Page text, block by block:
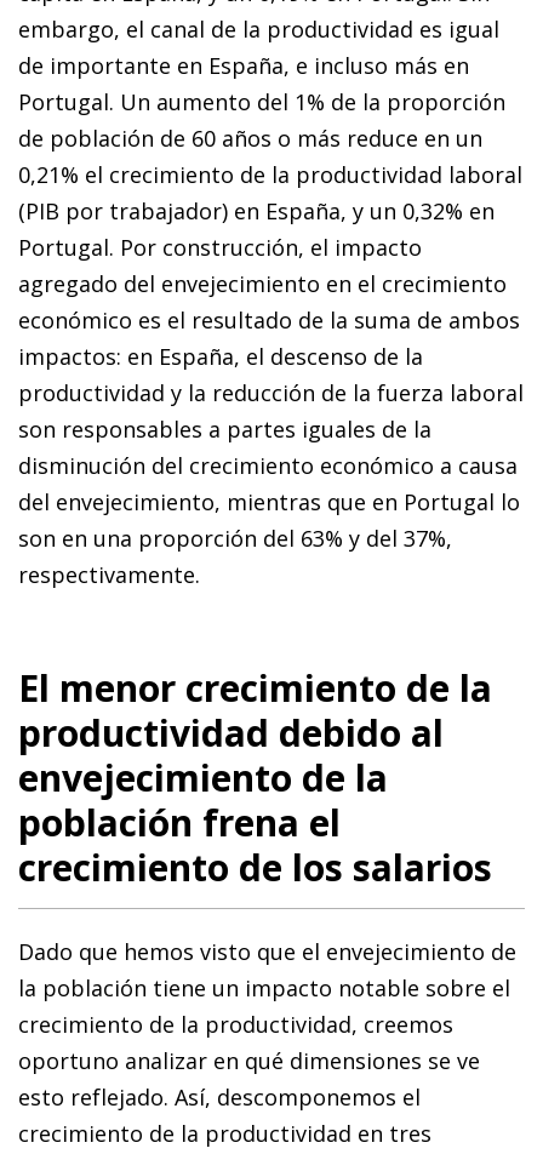
embargo, el ca­­nal de la productividad es igual
de importante en España, e incluso más en
Portugal. Un aumento del 1% de la proporción
de población de 60 años o más reduce en un
0,21% el crecimiento de la productividad laboral
(PIB por trabajador) en España, y un 0,32% en
Portugal. Por construcción, el impacto
agregado del envejecimiento en el crecimiento
económico es el resultado de la suma de ambos
impactos: en España, el descenso de la
productividad y la reducción de la fuerza laboral
son responsables a partes iguales de la
disminución del crecimiento económico a causa
del envejecimiento, mientras que en Portugal lo
son en una proporción del 63% y del 37%,
respectivamente.
El menor crecimiento de la
productividad debido al
envejecimiento de la
población frena el
crecimiento de los salarios
Dado que hemos visto que el envejecimiento de
la población tiene un impacto notable sobre el
crecimiento de la productividad, creemos
oportuno analizar en qué dimensiones se ve
esto reflejado. Así, descomponemos el
crecimiento de la productividad en tres